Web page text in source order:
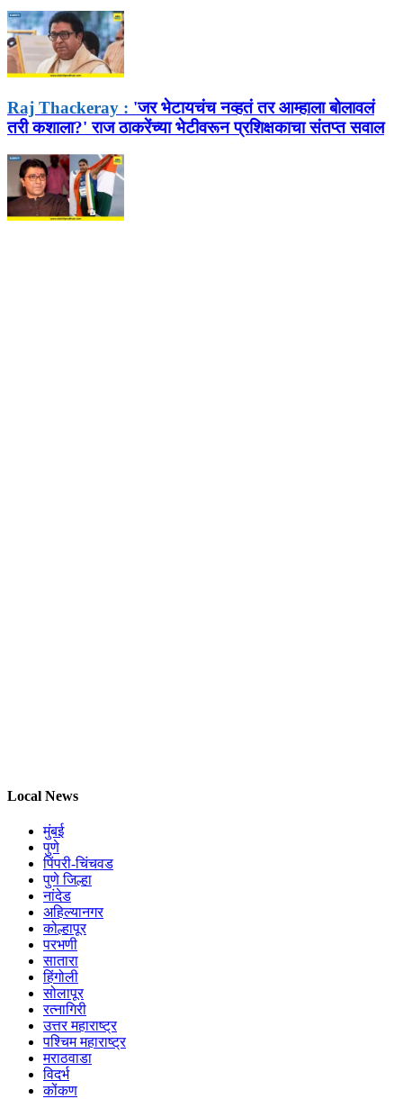
Raj Thackeray : 'जर भेटायचंच नव्हतं तर आम्हाला बोलावलं
तरी कशाला?' राज ठाकरेंच्या भेटीवरून प्रशिक्षकाचा संतप्त सवाल
Local News
मुंबई
पुणे
पिंपरी-चिंचवड
पुणे जिल्हा
नांदेड
अहिल्यानगर
कोल्हापूर
परभणी
सातारा
हिंगोली
सोलापूर
रत्नागिरी
उत्तर महाराष्ट्र
पश्चिम महाराष्ट्र
मराठवाडा
विदर्भ
कोंकण